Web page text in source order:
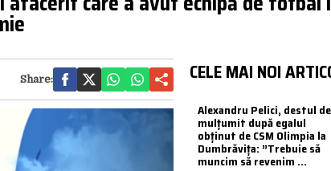
Share: CELE MAI NOI
Alexandru Pelici, destul de
mulțumit după egalul
obținut de CSM Olimpia la
Dumbrăvița: ”Trebuie să
muncim să revenim ...